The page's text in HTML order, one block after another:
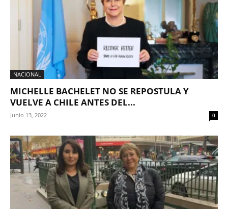
NACIONAL
MICHELLE BACHELET NO SE REPOSTULA Y
VUELVE A CHILE ANTES DEL...
Junio 13, 2022 0